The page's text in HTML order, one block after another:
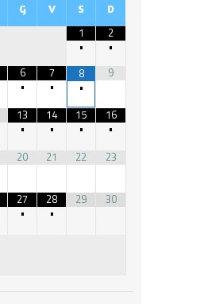
G V S D
1
•
2
•
6
•
7
•
8
•
9
13
•
14
•
15
•
16
•
20 21 22 23
27
•
28
•
29 30